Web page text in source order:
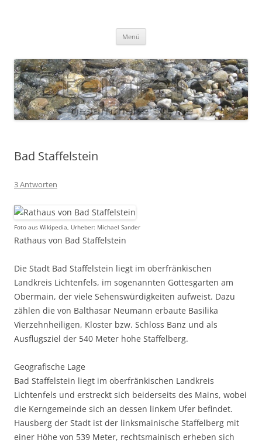
Menü
Bad Staffelstein
3 Antworten
Foto aus Wikipedia, Urheber: Michael Sander
Rathaus von Bad Staffelstein
Die Stadt Bad Staffelstein liegt im oberfränkischen
Landkreis Lichtenfels, im sogenannten Gottesgarten am
Obermain, der viele Sehenswürdigkeiten aufweist. Dazu
zählen die von Balthasar Neumann erbaute Basilika
Vierzehnheiligen, Kloster bzw. Schloss Banz und als
Ausflugsziel der 540 Meter hohe Staffelberg.
Geografische Lage
Bad Staffelstein liegt im oberfränkischen Landkreis
Lichtenfels und erstreckt sich beiderseits des Mains, wobei
die Kerngemeinde sich an dessen linkem Ufer befindet.
Hausberg der Stadt ist der linksmainische Staffelberg mit
einer Höhe von 539 Meter, rechtsmainisch erheben sich